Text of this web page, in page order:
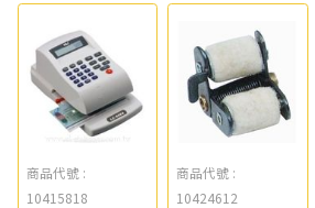
商品代號 :
10415818
商品代號 :
10424612